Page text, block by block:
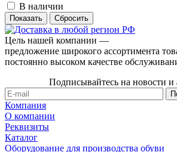
В наличии
Сбросить
Цель нашей компании —
предложение широкого ассортимента
постоянно высоком качестве
Подписывайтесь на новости и
Компания
О компании
Реквизиты
Каталог
Оборудование для производства обуви